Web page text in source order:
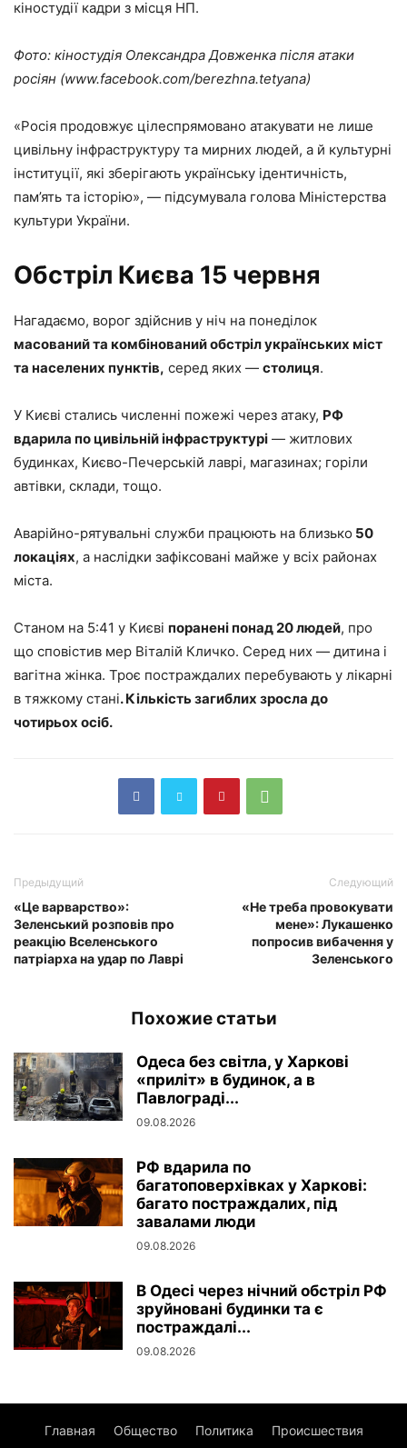
кіностудії кадри з місця НП.
Фото: кіностудія Олександра Довженка після атаки
росіян (www.facebook.com/berezhna.tetyana)
«Росія продовжує цілеспрямовано атакувати не лише
цивільну інфраструктуру та мирних людей, а й культурні
інституції, які зберігають українську ідентичність,
пам’ять та історію», — підсумувала голова Міністерства
культури України.
Обстріл Києва 15 червня
Нагадаємо, ворог здійснив у ніч на понеділок
масований та комбінований обстріл українських міст
та населених пунктів, серед яких — столиця.
У Києві стались численні пожежі через атаку, РФ
вдарила по цивільній інфраструктурі — житлових
будинках, Києво-Печерській лаврі, магазинах; горіли
автівки, склади, тощо.
Аварійно-рятувальні служби працюють на близько 50
локаціях, а наслідки зафіксовані майже у всіх районах
міста.
Станом на 5:41 у Києві поранені понад 20 людей, про
що сповістив мер Віталій Кличко. Серед них — дитина і
вагітна жінка. Троє постраждалих перебувають у лікарні
в тяжкому стані. Кількість загиблих зросла до
чотирьох осіб.
Предыдущий
«Це варварство»:
Зеленський розповів про
реакцію Вселенського
патріарха на удар по Лаврі
Следующий
«Не треба провокувати
мене»: Лукашенко
попросив вибачення у
Зеленського
Похожие статьи
Одеса без світла, у Харкові
«приліт» в будинок, а в
Павлограді...
09.08.2026
РФ вдарила по
багатоповерхівках у Харкові:
багато постраждалих, під
завалами люди
09.08.2026
В Одесі через нічний обстріл РФ
зруйновані будинки та є
постраждалі...
09.08.2026
Главная Общество Политика Происшествия